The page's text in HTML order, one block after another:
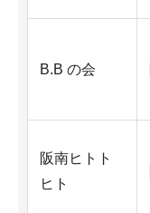
B.B の会
阪南ヒトト
ヒト